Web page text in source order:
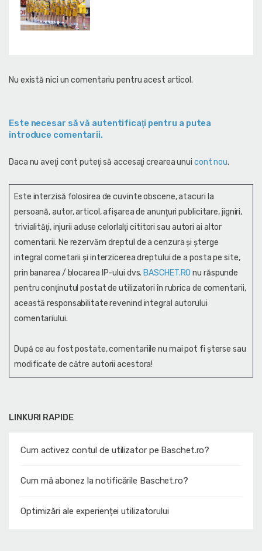
LINKURI RAPIDE
Cum activez contul de utilizator pe Baschet.ro?
Cum mă abonez la notificările Baschet.ro?
Optimizări ale experienței utilizatorului
Nu există nici un comentariu pentru acest articol.
Este necesar să vă autentificaţi pentru a putea
introduce comentarii.
Daca nu aveţi cont puteţi să accesaţi crearea unui cont nou.
Este interzisă folosirea de cuvinte obscene, atacuri la
persoană, autor, articol, afişarea de anunţuri publicitare, jigniri,
trivialităţi, injurii aduse celorlalţi cititori sau autori ai altor
comentarii. Ne rezervăm dreptul de a cenzura și şterge
integral cometarii și interzicerea dreptului de a posta pe site,
prin banarea / blocarea IP-ului dvs. BASCHET.RO nu răspunde
pentru conţinutul postat de utilizatori în rubrica de comentarii,
această responsabilitate revenind integral autorului
comentariului.
După ce au fost postate, comentariile nu mai pot fi șterse sau
modificate de către autorii acestora!